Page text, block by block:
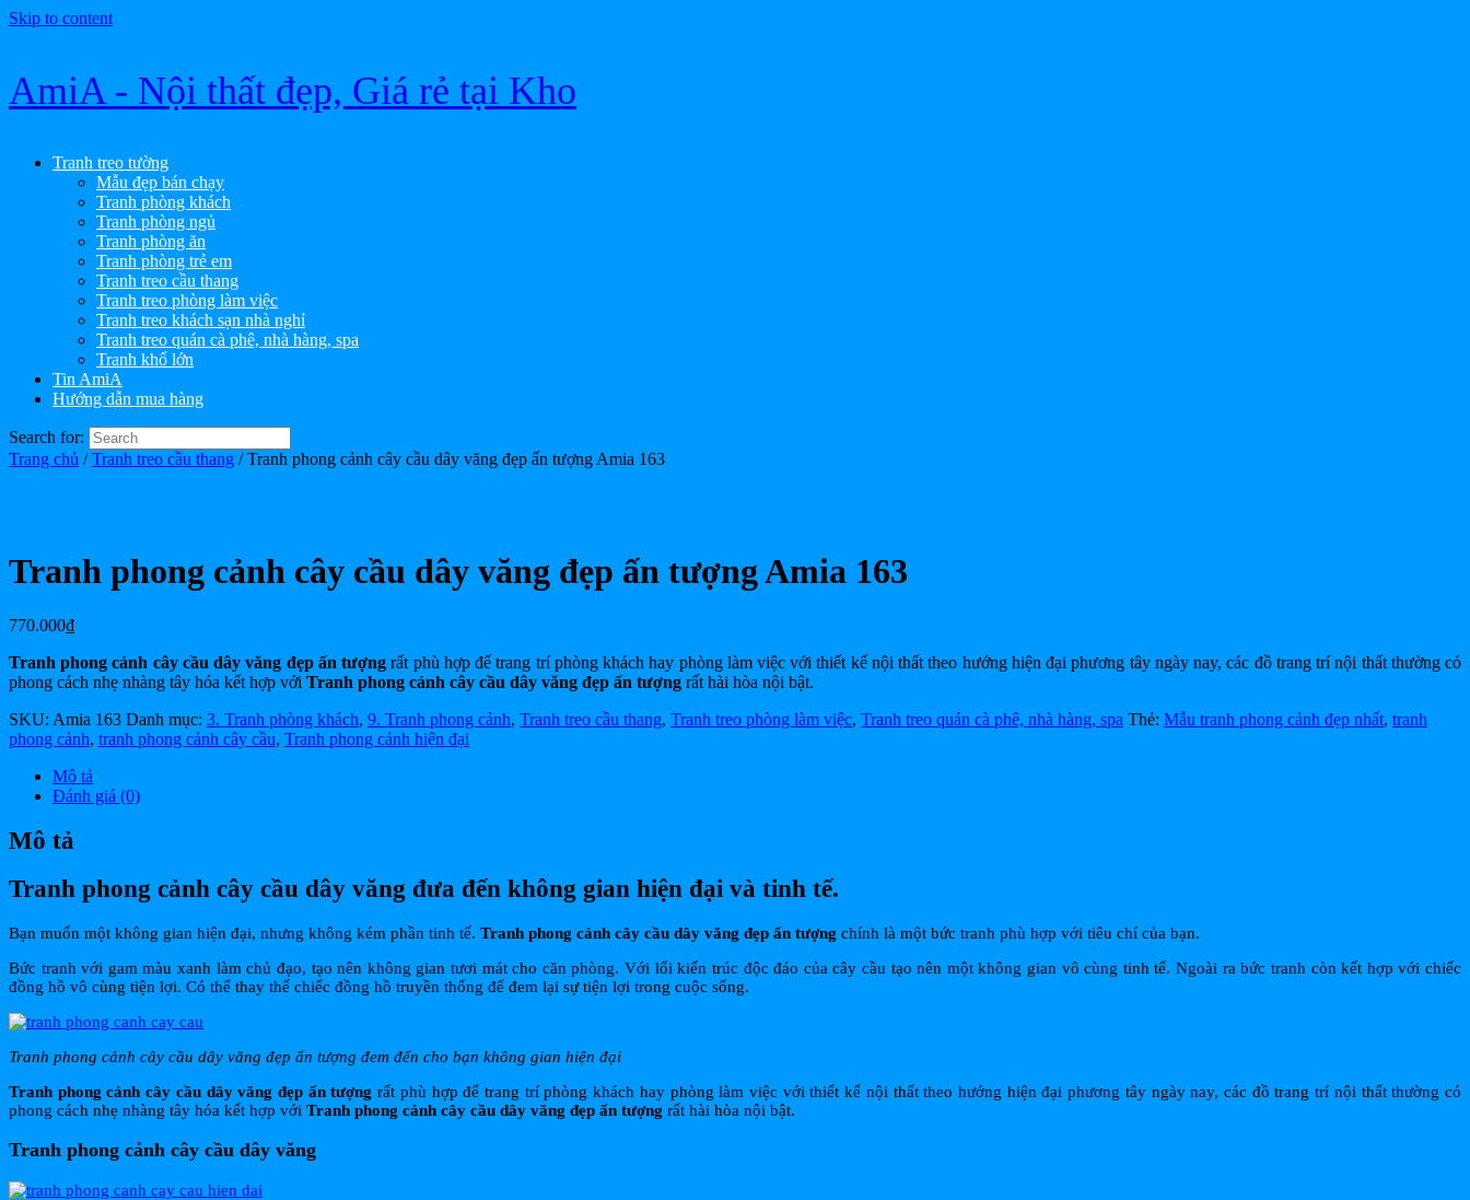
Skip to content
AmiA - Nội thất đẹp, Giá rẻ tại Kho
Tranh treo tường
Mẫu đẹp bán chạy
Tranh phòng khách
Tranh phòng ngủ
Tranh phòng ăn
Tranh phòng trẻ em
Tranh treo cầu thang
Tranh treo phòng làm việc
Tranh treo khách sạn nhà nghỉ
Tranh treo quán cà phê, nhà hàng, spa
Tranh khổ lớn
Tin AmiA
Hướng dẫn mua hàng
Search for:
Trang chủ /Tranh treo cầu thang / Tranh phong cảnh cây cầu dây văng đẹp ấn tượng Amia 163
Tranh phong cảnh cây cầu dây văng đẹp ấn tượng Amia 163
770.000₫
Tranh phong cảnh cây cầu dây văng đẹp ấn tượng rất phù hợp để trang trí phòng khách hay phòng làm việc với thiết kế nội thất theo hướng hiện đại phương tây ngày nay, các đồ trang trí nội thất thường có
phong cách nhẹ nhàng tây hóa kết hợp với Tranh phong cảnh cây cầu dây văng đẹp ấn tượng rất hài hòa nội bật.
SKU: Amia 163 Danh mục: 3. Tranh phòng khách, 9. Tranh phong cảnh, Tranh treo cầu thang, Tranh treo phòng làm việc, Tranh treo quán cà phê, nhà hàng, spa Thẻ: Mẫu tranh phong cảnh đẹp nhất, tranh
phong cảnh, tranh phong cảnh cây cầu, Tranh phong cảnh hiện đại
Mô tả
Đánh giá (0)
Mô tả
Tranh phong cảnh cây cầu dây văng đưa đến không gian hiện đại và tinh tế.
Bạn muốn một không gian hiện đại, nhưng không kém phần tinh tế. Tranh phong cảnh cây cầu dây văng đẹp ấn tượng chính là một bức tranh phù hợp với tiêu chí của bạn.
Bức tranh với gam màu xanh làm chủ đạo, tạo nên không gian tươi mát cho căn phòng. Với lối kiến trúc độc đáo của cây cầu tạo nên một không gian vô cùng tinh tế. Ngoài ra bức tranh còn kết hợp với chiếc
đồng hồ vô cùng tiện lợi. Có thể thay thế chiếc đồng hồ truyền thống để đem lại sự tiện lợi trong cuộc sống.
Tranh phong cảnh cây cầu dây văng đẹp ấn tượng đem đến cho bạn không gian hiện đại
Tranh phong cảnh cây cầu dây văng đẹp ấn tượng rất phù hợp để trang trí phòng khách hay phòng làm việc với thiết kế nội thất theo hướng hiện đại phương tây ngày nay, các đồ trang trí nội thất thường có
phong cách nhẹ nhàng tây hóa kết hợp với Tranh phong cảnh cây cầu dây văng đẹp ấn tượng rất hài hòa nội bật.
Tranh phong cảnh cây cầu dây văng